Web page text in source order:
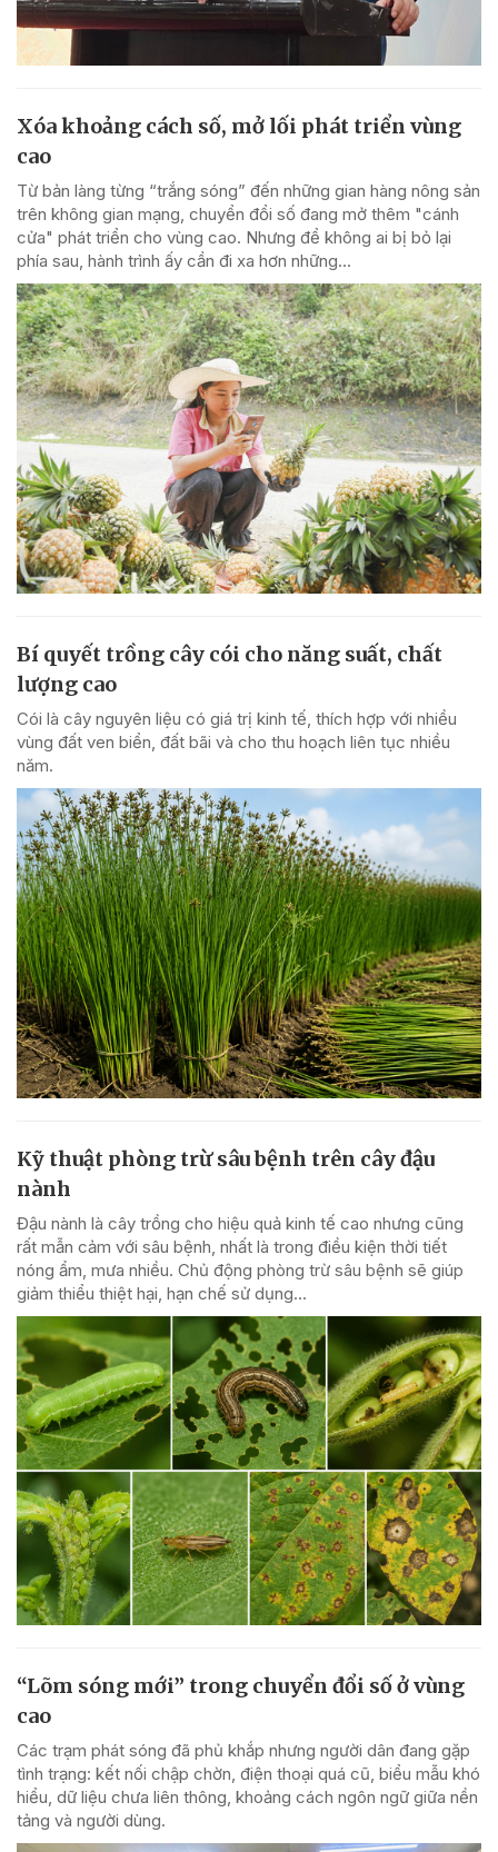
Xóa khoảng cách số, mở lối phát triển vùng
cao
Từ bản làng từng “trắng sóng” đến những gian hàng nông sản
trên không gian mạng, chuyển đổi số đang mở thêm "cánh
cửa" phát triển cho vùng cao. Nhưng để không ai bị bỏ lại
phía sau, hành trình ấy cần đi xa hơn những...
Bí quyết trồng cây cói cho năng suất, chất
lượng cao
Cói là cây nguyên liệu có giá trị kinh tế, thích hợp với nhiều
vùng đất ven biển, đất bãi và cho thu hoạch liên tục nhiều
năm.
Kỹ thuật phòng trừ sâu bệnh trên cây đậu
nành
Đậu nành là cây trồng cho hiệu quả kinh tế cao nhưng cũng
rất mẫn cảm với sâu bệnh, nhất là trong điều kiện thời tiết
nóng ẩm, mưa nhiều. Chủ động phòng trừ sâu bệnh sẽ giúp
giảm thiểu thiệt hại, hạn chế sử dụng...
“Lõm sóng mới” trong chuyển đổi số ở vùng
cao
Các trạm phát sóng đã phủ khắp nhưng người dân đang gặp
tình trạng: kết nối chập chờn, điện thoại quá cũ, biểu mẫu khó
hiểu, dữ liệu chưa liên thông, khoảng cách ngôn ngữ giữa nền
tảng và người dùng.